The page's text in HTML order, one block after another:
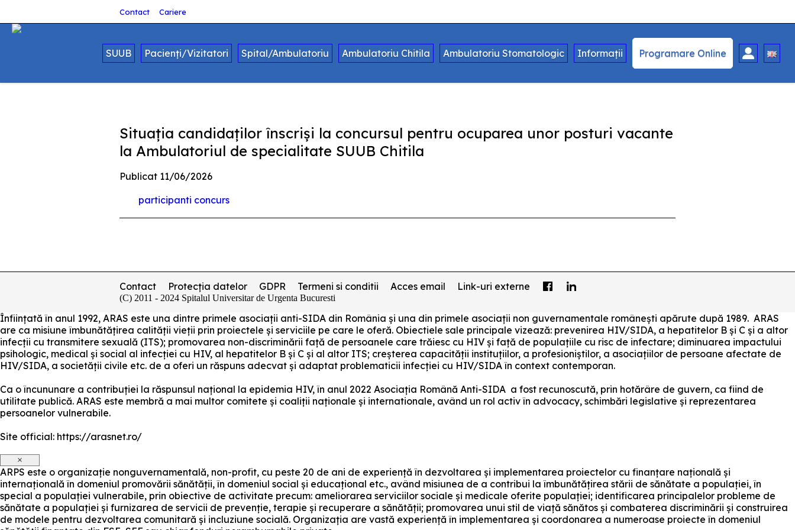
Contact Cariere
SUUB Pacienți/Vizitatori Spital/Ambulatoriu Ambulatoriu Chitila Ambulatoriu Stomatologic Informații Programare Online
Situaţia candidaţilor înscrişi la concursul pentru ocuparea unor posturi vacante
la Ambulatoriul de specialitate SUUB Chitila
Publicat 11/06/2026
participanti concurs
Contact Protecția datelor GDPR Termeni si conditii Acces email Link-uri externe
(C) 2011 - 2024 Spitalul Universitar de Urgenta Bucuresti
Înființată în anul 1992, ARAS este una dintre primele asociații anti-SIDA din România și una din primele asociații non guvernamentale românești apărute după 1989. ARAS
are ca misiune îmbunătățirea calității vieții prin proiectele și serviciile pe care le oferă. Obiectiele sale principale vizează: prevenirea HIV/SIDA, a hepatitelor B și C și a altor
infecții cu transmitere sexuală (ITS); promovarea non-discriminării față de persoanele care trăiesc cu HIV și față de populațiile cu risc de infectare; diminuarea impactului
psihologic, medical și social al infecției cu HIV, al hepatitelor B și C și al altor ITS; creșterea capacității instituțiilor, a profesioniștilor, a asociațiilor de persoane afectate de
HIV/SIDA, a societății civile etc. de a oferi un răspuns adecvat și adaptat problematicii infecției cu HIV/SIDA în context contemporan.
Ca o încununare a contribuției la răspunsul național la epidemia HIV, în anul 2022 Asociația Română Anti-SIDA a fost recunoscută, prin hotărâre de guvern, ca fiind de
utilitate publică. ARAS este membră a mai multor comitete și coaliții naționale și internationale, având un rol activ în advocacy, schimbări legislative și reprezentarea
persoanelor vulnerabile.
Site official: https://arasnet.ro/
×
ARPS este o organizație nonguvernamentală, non-profit, cu peste 20 de ani de experiență în dezvoltarea și implementarea proiectelor cu finanțare națională și
internațională în domeniul promovării sănătății, în domeniul social și educațional etc., având misiunea de a contribui la îmbunătățirea stării de sănătate a populației, în
special a populației vulnerabile, prin obiective de activitate precum: ameliorarea serviciilor sociale și medicale oferite populației; identificarea principalelor probleme de
sănătate a populației și furnizarea de servicii de prevenție, terapie și recuperare a sănătății; promovarea unui stil de viață sănătos și combaterea discriminării și construirea
de modele pentru dezvoltarea comunitară și incluziune socială. Organizația are vastă experiență în implementarea și coordonarea a numeroase proiecte în domeniul